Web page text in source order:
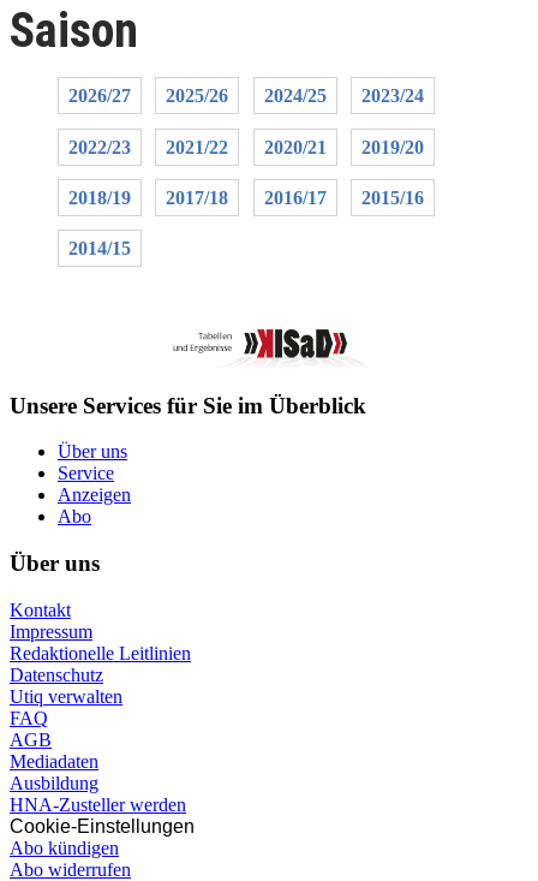
Saison
2026/27 2025/26 2024/25 2023/24
2022/23 2021/22 2020/21 2019/20
2018/19 2017/18 2016/17 2015/16
2014/15
Unsere Services für Sie im Überblick
Über uns
Service
Anzeigen
Abo
Über uns
Kontakt
Impressum
Redaktionelle Leitlinien
Datenschutz
Utiq verwalten
FAQ
AGB
Mediadaten
Ausbildung
HNA-Zusteller werden
Cookie-Einstellungen
Abo kündigen
Abo widerrufen